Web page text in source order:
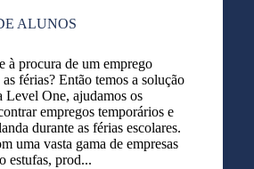
ALUNOS
à procura de um emprego
férias? Então temos a solução
Level One, ajudamos os
empregos temporários e
durante as férias escolares.
uma vasta gama de empresas
estufas, prod...